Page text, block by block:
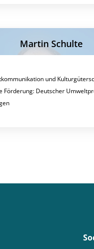
Martin Schulte
und
Förderung: Deutscher